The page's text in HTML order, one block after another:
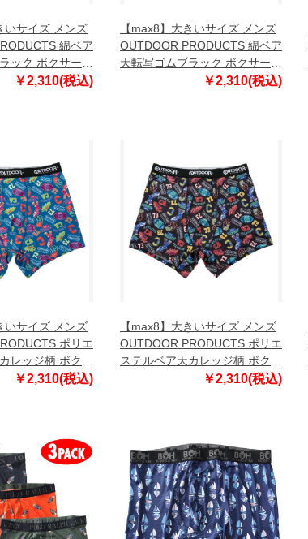
いサイズ メンズ
綿ベア
ック ボクサーパ
×ゼブラ 1249-
￥2,310(税込)
【max8】大きいサイズ メンズ
OUTDOOR PRODUCTS 綿ベア
天転写ゴムブラック ボクサーパ
ンツ ブラック×パイソン 1249-
￥2,310(税込)
いサイズ メンズ
ポリエ
レッジ柄 ボクサ
ー 1249-5303-1
￥2,310(税込)
【max8】大きいサイズ メンズ
OUTDOOR PRODUCTS ポリエ
ステルベア天カレッジ柄 ボクサ
ーパンツ ブラック 1249-5303-
￥2,310(税込)